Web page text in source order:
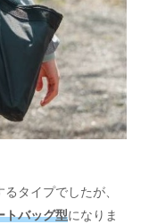
タイプでしたが、
トバッグ型になりま